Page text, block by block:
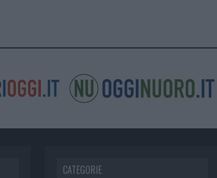
CATEGORIE